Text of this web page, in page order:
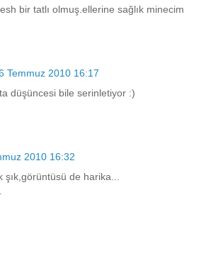
bir tatlı olmuş.ellerine sağlık minecim
Temmuz 2010 16:17
düşüncesi bile serinletiyor :)
2010 16:32
de harika...